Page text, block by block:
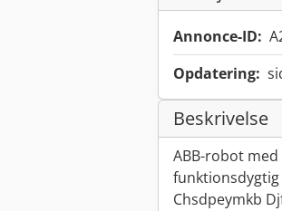
Annonce-ID:
Opdatering:
Beskrivelse
ABB-robot
Chsdpeymkb